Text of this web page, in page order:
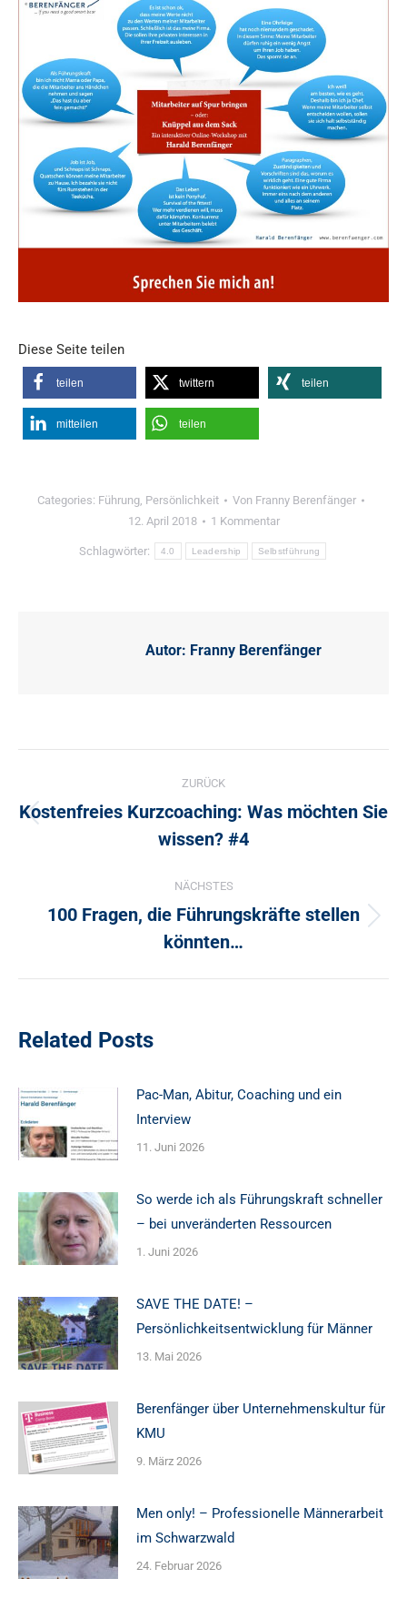
Diese Seite teilen
teilen twittern teilen
mitteilen teilen
Categories: Führung, Persönlichkeit Von Franny Berenfänger
12. April 2018
1 Kommentar
Schlagwörter: 4.0 Leadership Selbstführung
Autor: Franny Berenfänger
ZURÜCK
Vorheriger
Beitrag:
Kostenfreies Kurzcoaching: Was möchten Sie
wissen? #4
NÄCHSTES
Nächster
Beitrag:
100 Fragen, die Führungskräfte stellen
könnten…
Related Posts
Pac-Man, Abitur, Coaching und ein
Interview
11. Juni 2026
So werde ich als Führungskraft schneller
– bei unveränderten Ressourcen
1. Juni 2026
SAVE THE DATE! –
Persönlichkeitsentwicklung für Männer
13. Mai 2026
Berenfänger über Unternehmenskultur für
KMU
9. März 2026
Men only! – Professionelle Männerarbeit
im Schwarzwald
24. Februar 2026